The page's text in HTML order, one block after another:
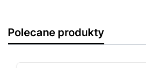
Polecane produkty